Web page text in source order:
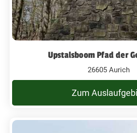
Upstalsboom Pfad der
26605 Aurich
Zum